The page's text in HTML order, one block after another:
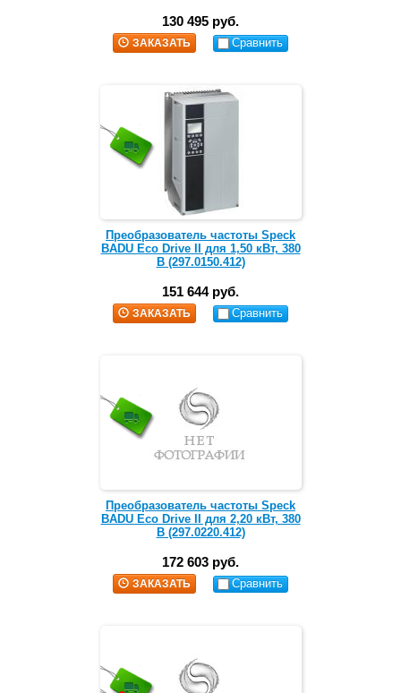
130 495 руб.
ЗАКАЗАТЬ Сравнить
Преобразователь частоты Speck
BADU Eco Drive II для 1,50 кВт, 380
В (297.0150.412)
151 644 руб.
ЗАКАЗАТЬ Сравнить
Преобразователь частоты Speck
BADU Eco Drive II для 2,20 кВт, 380
В (297.0220.412)
172 603 руб.
ЗАКАЗАТЬ Сравнить